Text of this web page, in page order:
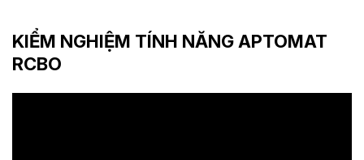
KIỂM NGHIỆM TÍNH NĂNG APTOMAT
RCBO